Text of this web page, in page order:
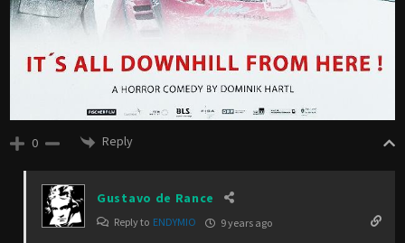
0 Reply
Gustavo de Rance
Reply to ENDYMIO 9 years ago